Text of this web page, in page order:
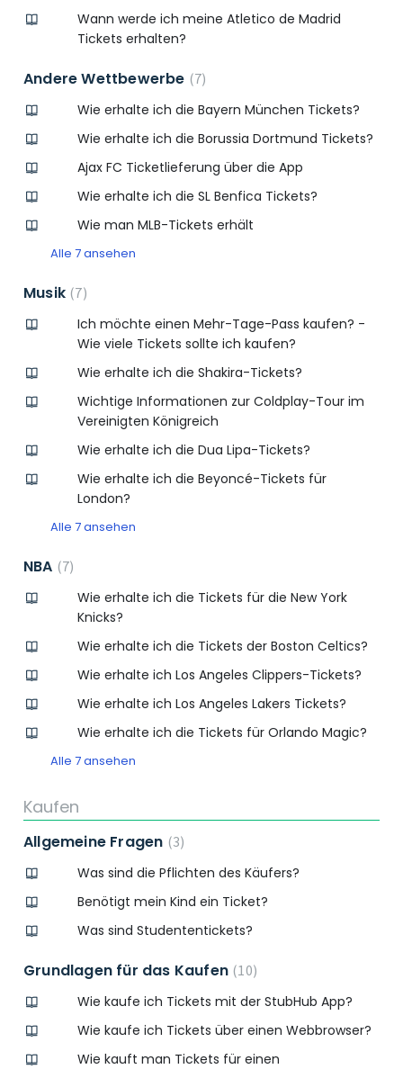
Wann werde ich meine Atletico de Madrid
Tickets erhalten?
Andere Wettbewerbe 7
Wie erhalte ich die Bayern München Tickets?
Wie erhalte ich die Borussia Dortmund Tickets?
Ajax FC Ticketlieferung über die App
Wie erhalte ich die SL Benfica Tickets?
Wie man MLB-Tickets erhält
Alle 7 ansehen
Musik 7
Ich möchte einen Mehr-Tage-Pass kaufen? -
Wie viele Tickets sollte ich kaufen?
Wie erhalte ich die Shakira-Tickets?
Wichtige Informationen zur Coldplay-Tour im
Vereinigten Königreich
Wie erhalte ich die Dua Lipa-Tickets?
Wie erhalte ich die Beyoncé-Tickets für
London?
Alle 7 ansehen
NBA 7
Wie erhalte ich die Tickets für die New York
Knicks?
Wie erhalte ich die Tickets der Boston Celtics?
Wie erhalte ich Los Angeles Clippers-Tickets?
Wie erhalte ich Los Angeles Lakers Tickets?
Wie erhalte ich die Tickets für Orlando Magic?
Alle 7 ansehen
Kaufen
Allgemeine Fragen 3
Was sind die Pflichten des Käufers?
Benötigt mein Kind ein Ticket?
Was sind Studententickets?
Grundlagen für das Kaufen 10
Wie kaufe ich Tickets mit der StubHub App?
Wie kaufe ich Tickets über einen Webbrowser?
Wie kauft man Tickets für einen